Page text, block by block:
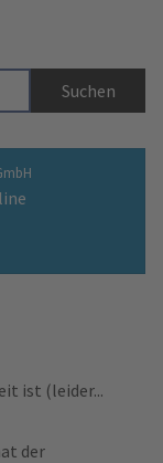
ist (leider...
der